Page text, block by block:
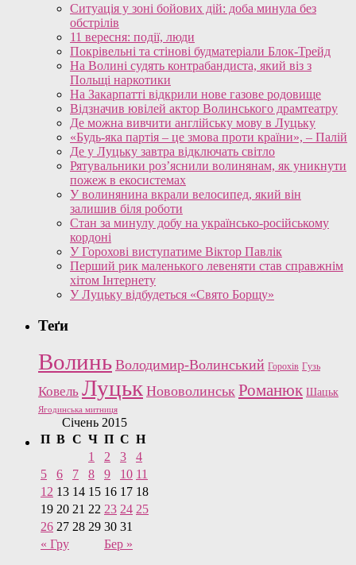
Ситуація у зоні бойових дій: доба минула без
обстрілів
11 вересня: події, люди
Покрівельні та стінові будматеріали Блок-Трейд
На Волині судять контрабандиста, який віз з
Польщі наркотики
На Закарпатті відкрили нове газове родовище
Відзначив ювілей актор Волинського драмтеатру
Де можна вивчити англійську мову в Луцьку
«Будь-яка партія – це змова проти країни», – Палій
Де у Луцьку завтра відключать світло
Рятувальники роз’яснили волинянам, як уникнути
пожеж в екосистемах
У волинянина вкрали велосипед, який він
залишив біля роботи
Стан за минулу добу на українсько-російському
кордоні
У Горохові виступатиме Віктор Павлік
Перший рик маленького левеняти став справжнім
хітом Інтернету
У Луцьку відбудеться «Свято Борщу»
Теґи
Волинь Володимир-Волинський Горохів Гузь
Ковель Луцьк Нововолинськ Романюк Шацьк
Ягодинська митниця
Січень 2015
П В С Ч П С Н
« Гру Бер »
1 2 3
4
5
6 7 8 9 10 11
12 13 14 15 16 17 18
19 20 21 22 23 24 25
26 27 28 29 30 31